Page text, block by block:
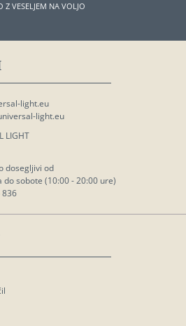
Z VESELJEM NA VOLJO
light.eu
light.eu
LIGHT
dosegljivi od
do sobote (10:00 - 20:00 ure)
836